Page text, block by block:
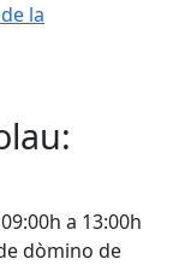
la
a 13:00h
dòmino de